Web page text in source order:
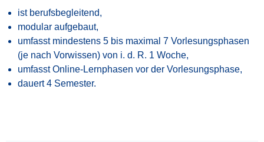
ist berufsbegleitend,
modular aufgebaut,
umfasst mindestens 5 bis maximal 7 Vorlesungsphasen
(je nach Vorwissen) von i. d. R. 1 Woche,
umfasst Online-Lernphasen vor der Vorlesungsphase,
dauert 4 Semester.